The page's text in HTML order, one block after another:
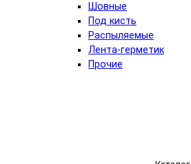
Шовные
Под кисть
Распыляемые
Лента-герметик
Прочие